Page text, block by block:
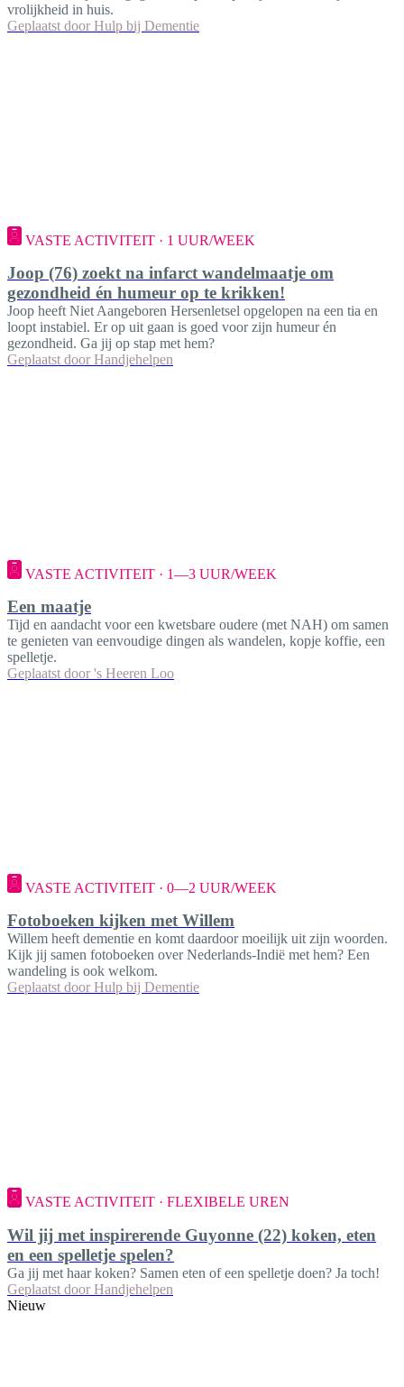
vrolijkheid in huis.
Geplaatst door Hulp bij Dementie
VASTE ACTIVITEIT · 1 UUR/WEEK
Joop (76) zoekt na infarct wandelmaatje om
gezondheid én humeur op te krikken!
Joop heeft Niet Aangeboren Hersenletsel opgelopen na een tia en
loopt instabiel. Er op uit gaan is goed voor zijn humeur én
gezondheid. Ga jij op stap met hem?
Geplaatst door Handjehelpen
VASTE ACTIVITEIT · 1—3 UUR/WEEK
Een maatje
Tijd en aandacht voor een kwetsbare oudere (met NAH) om samen
te genieten van eenvoudige dingen als wandelen, kopje koffie, een
spelletje.
Geplaatst door 's Heeren Loo
VASTE ACTIVITEIT · 0—2 UUR/WEEK
Fotoboeken kijken met Willem
Willem heeft dementie en komt daardoor moeilijk uit zijn woorden.
Kijk jij samen fotoboeken over Nederlands-Indië met hem? Een
wandeling is ook welkom.
Geplaatst door Hulp bij Dementie
VASTE ACTIVITEIT · FLEXIBELE UREN
Wil jij met inspirerende Guyonne (22) koken, eten
en een spelletje spelen?
Ga jij met haar koken? Samen eten of een spelletje doen? Ja toch!
Geplaatst door Handjehelpen
Nieuw